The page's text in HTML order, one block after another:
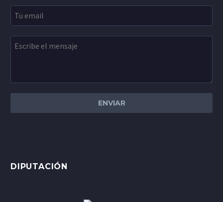
Covirán
En la tienda de mi padre la llevamos
vendiendo desde hace años y son
ya dejarán de gustarte todas las
DIPUTACIÓN